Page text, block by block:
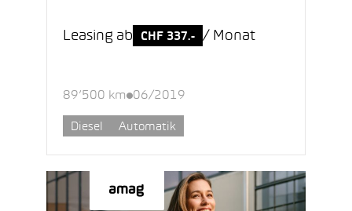
Leasing ab CHF 337.- / Monat
89’500 km 06/2019
Diesel Automatik